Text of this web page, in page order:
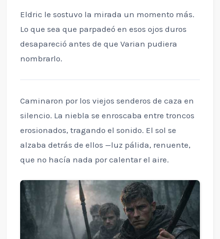
Eldric le sostuvo la mirada un momento más.
Lo que sea que parpadeó en esos ojos duros
desapareció antes de que Varian pudiera
nombrarlo.
Caminaron por los viejos senderos de caza en
silencio. La niebla se enroscaba entre troncos
erosionados, tragando el sonido. El sol se
alzaba detrás de ellos —luz pálida, renuente,
que no hacía nada por calentar el aire.